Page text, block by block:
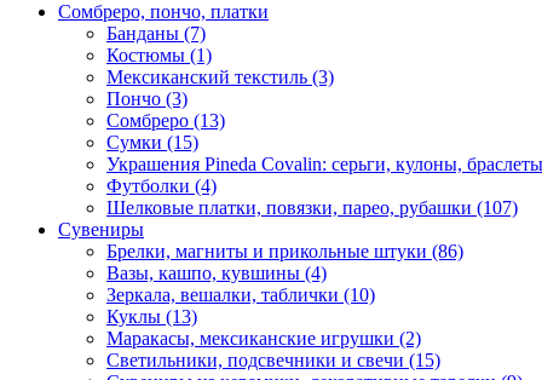
Сомбреро, пончо, платки
Банданы (7)
Костюмы (1)
Мексиканский текстиль (3)
Пончо (3)
Сомбреро (13)
Сумки (15)
Украшения Pineda Covalin: серьги, кулоны,
Футболки (4)
Шелковые платки, повязки, парео, рубашки (107)
Сувениры
Брелки, магниты и прикольные штуки (86)
Вазы, кашпо, кувшины (4)
Зеркала, вешалки, таблички (10)
Куклы (13)
Маракасы, мексиканские игрушки (2)
Светильники, подсвечники и свечи (15)